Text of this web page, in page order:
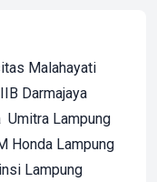
Malahayati
IIB Darmajaya
Umitra Lampung
Honda Lampung
Lampung